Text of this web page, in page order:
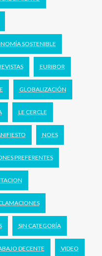
SOSTENIBLE
EURIBOR
GLOBALIZACIÓN
LE CERCLE
NOES
PREFERENTES
SIN CATEGORÍA
DECENTE VIDEO